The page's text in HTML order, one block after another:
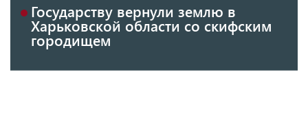
Государству вернули землю в
Харьковской области со скифским
городищем